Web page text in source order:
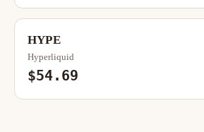
HYPE
Hyperliquid
$54.69